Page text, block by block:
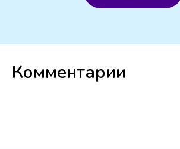
Комментарии